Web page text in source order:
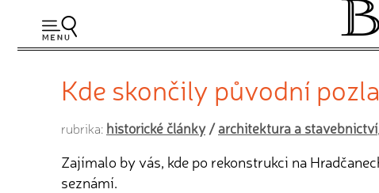
Kde skončily původní
rubrika: historické články/architektura a stavebnictví
Zajímalo by vás, kde po rekonstrukci na
seznámí.